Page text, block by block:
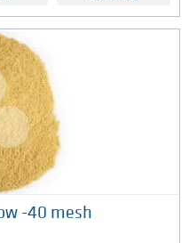
-40 mesh